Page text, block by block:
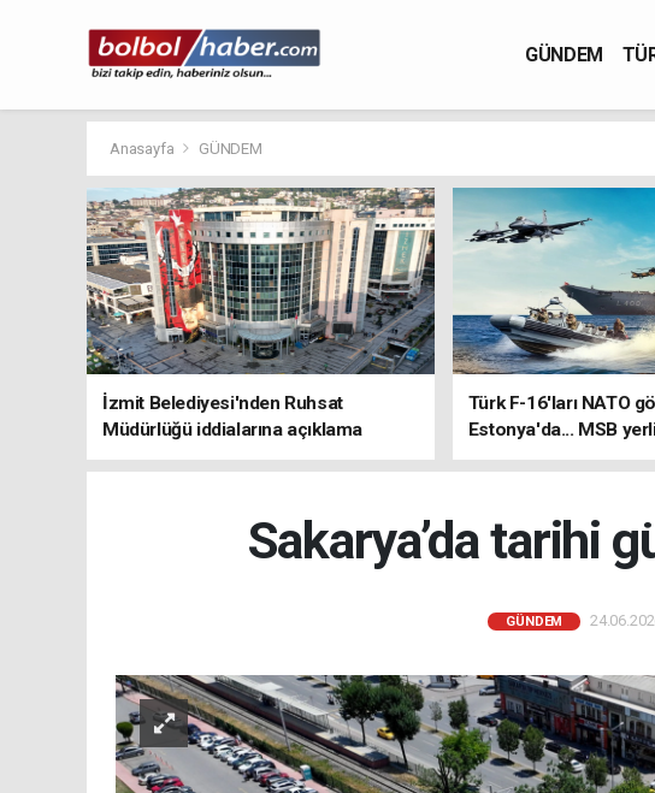
GÜNDEM
Anasayfa GÜNDEM
İzmit Belediyesi'nden Ruhsat
Müdürlüğü iddialarına açıklama
Türk F-16'ları NATO
Estonya'da... MSB
sistemleriyle
Sakarya’da tarihi
GÜNDEM